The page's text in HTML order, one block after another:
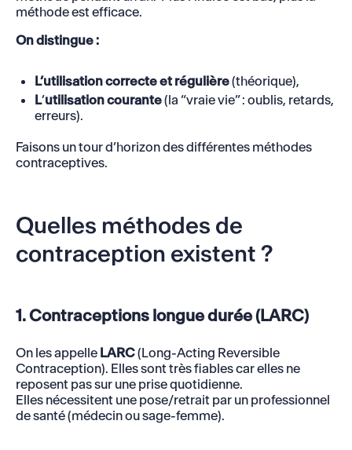
méthode est efficace.
On distingue :
L’utilisation correcte et régulière(théorique),
L’utilisation courante(la “vraie vie” : oublis, retards,
erreurs).
Faisons un tour d’horizon des différentes méthodes
contraceptives.
Quelles méthodes de
contraception existent ?
1. Contraceptions longue durée (LARC)
On les appelle LARC(Long-Acting Reversible
Contraception). Elles sont très fiables car elles ne
reposent pas sur une prise quotidienne.
Elles nécessitent une pose/retrait par un professionnel
de santé (médecin ou sage-femme).